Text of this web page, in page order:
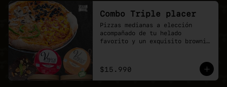
Combo Triple placer
Pizzas medianas a elección
acompañado de tu helado
favorito y un exquisito brownie
pizza mediana a familiar!
$15.990